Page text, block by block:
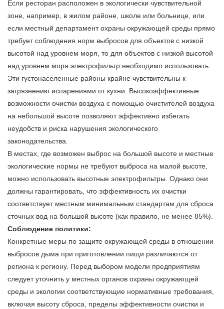
Если ресторан расположен в экологически чувствительной
зоне, например, в жилом районе, школе или больнице, или
если местный департамент охраны окружающей среды прямо
требует соблюдения норм выбросов для объектов с низкой
высотой над уровнем моря, то для объектов с низкой высотой
над уровнем моря электрофильтр необходимо использовать.
Эти густонаселенные районы крайне чувствительны к
загрязнению испарениями от кухни. Высокоэффективные
возможности очистки воздуха с помощью очистителей воздуха
на небольшой высоте позволяют эффективно избегать
неудобств и риска нарушения экологического
законодательства.
В местах, где возможен выброс на большой высоте и местные
экологические нормы не требуют выброса на малой высоте,
можно использовать высотные электрофильтры. Однако они
должны гарантировать, что эффективность их очистки
соответствует местным минимальным стандартам для сброса
сточных вод на большой высоте (как правило, не менее 85%).
Соблюдение политики:
Конкретные меры по защите окружающей среды в отношении
выбросов дыма при приготовлении пищи различаются от
региона к региону. Перед выбором модели предприятиям
следует уточнить у местных органов охраны окружающей
среды и экологии соответствующие нормативные требования,
включая высоту сброса, пределы эффективности очистки и